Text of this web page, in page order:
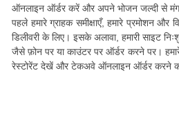
ऑनलाइन ऑर्डर करें और अपने भोजन जल्दी से
पहले हमारे ग्राहक समीक्षाएँ, हमारे प्रमोशन
डिलीवरी के लिए। इसके अलावा, हमारी साइट
जैसे फ़ोन पर या काउंटर पर ऑर्डर करने पर।
रेस्टोरेंट देखें और टेकअवे ऑनलाइन ऑर्डर करने